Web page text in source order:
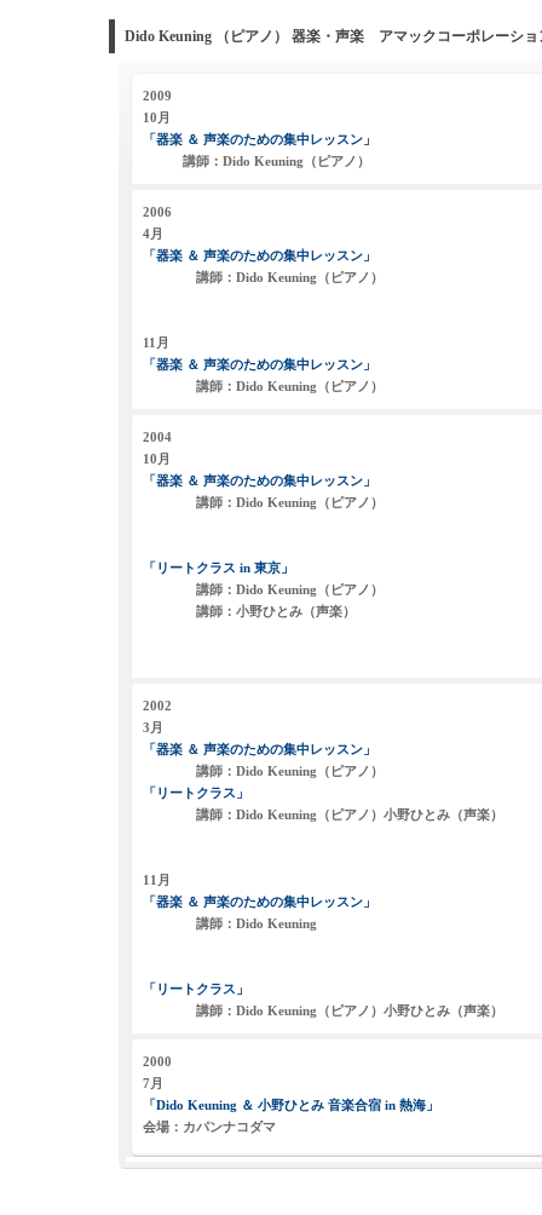
Dido Keuning （ピアノ） 器楽・声楽 アマックコーポレーシ
2009
10月
「器楽 ＆ 声楽のための集中レッスン」
講師：Dido Keuning（ピアノ）
2006
4月
「器楽 ＆ 声楽のための集中レッスン」
講師：Dido Keuning（ピアノ）
11月
「器楽 ＆ 声楽のための集中レッスン」
講師：Dido Keuning（ピアノ）
2004
10月
「器楽 ＆ 声楽のための集中レッスン」
講師：Dido Keuning（ピアノ）
「リートクラス in 東京」
講師：Dido Keuning（ピアノ）
講師：小野ひとみ（声楽）
2002
3月
「器楽 ＆ 声楽のための集中レッスン」
講師：Dido Keuning（ピアノ）
「リートクラス」
講師：Dido Keuning（ピアノ）小野ひとみ（声楽）
11月
「器楽 ＆ 声楽のための集中レッスン」
講師：Dido Keuning
「リートクラス」
講師：Dido Keuning（ピアノ）小野ひとみ（声楽）
2000
7月
「Dido Keuning ＆ 小野ひとみ 音楽合宿 in 熱海」
会場：カパンナコダマ